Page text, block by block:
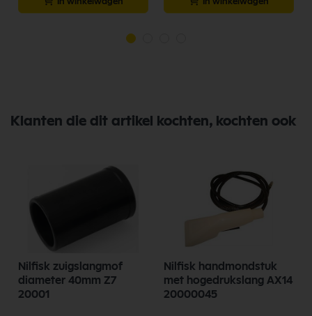
Klanten die dit artikel kochten, kochten ook
Nilfisk zuigslangmof
diameter 40mm Z7
20001
Nilfisk handmondstuk
met hogedrukslang AX14
20000045